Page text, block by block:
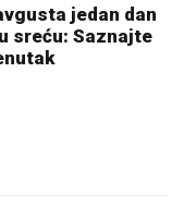
jedan dan
sreću: Saznajte